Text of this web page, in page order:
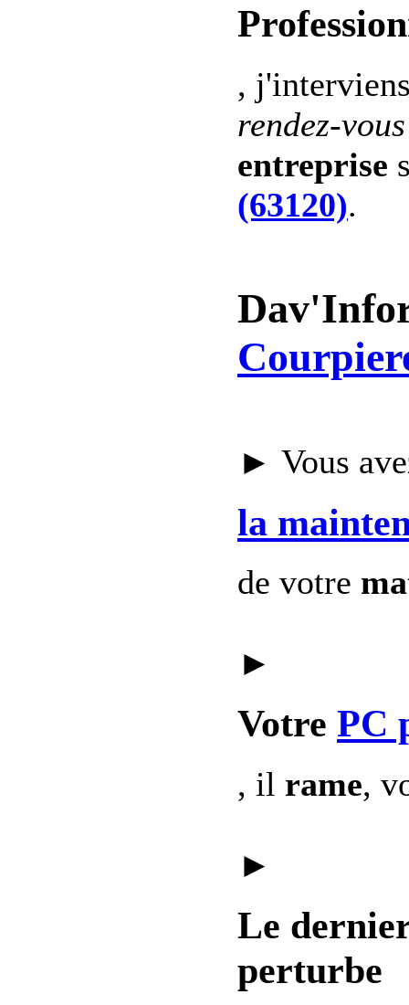
,
rendez-
entreprise
(63120).
► Vous
la
de votre
►
Votre PC
, il rame,
►
Le
perturbe